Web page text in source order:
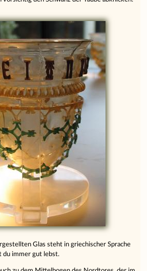
Glas steht in griechischer Sprache
du immer gut lebst.